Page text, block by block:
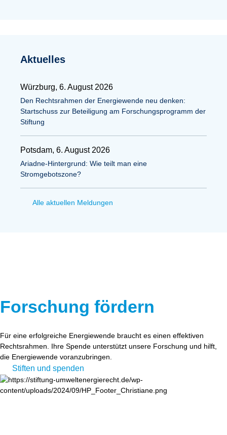
Aktuelles
Würzburg, 6. August 2026
Den Rechtsrahmen der Energiewende neu denken:
Startschuss zur Beteiligung am Forschungsprogramm der
Stiftung
Potsdam, 6. August 2026
Ariadne-Hintergrund: Wie teilt man eine
Stromgebotszone?
Alle aktuellen Meldungen
Forschung fördern
Für eine erfolgreiche Energiewende braucht es einen effektiven
Rechtsrahmen. Ihre Spende unterstützt unsere Forschung und hilft,
die Energiewende voranzubringen.
Stiften und spenden